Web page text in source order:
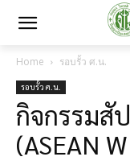
Home รอบรั้ว ศ.น.
รอบรั้ว ศ.น.
กิจกรรมสั
(ASEAN